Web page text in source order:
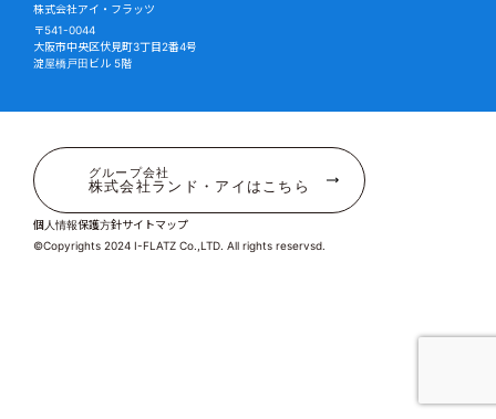
株式会社アイ・フラッツ
〒541-0044
大阪市中央区伏見町3丁目2番4号
淀屋橋戸田ビル 5階
グループ会社
株式会社ランド・アイはこちら
個人情報保護方針サイトマップ
©Copyrights 2024 I-FLATZ Co.,LTD. All rights reservsd.